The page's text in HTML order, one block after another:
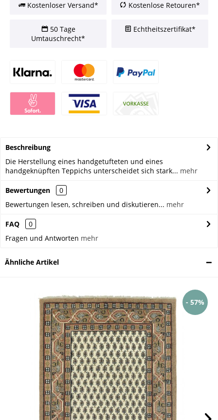
Kostenloser Versand* Kostenlose Retouren*
50 Tage
Umtauschrecht*
Echtheitszertifikat*
Beschreibung
Die Herstellung eines handgetufteten und eines
handgeknüpften Teppichs unterscheidet sich stark... mehr
Bewertungen
0
Bewertungen lesen, schreiben und diskutieren... mehr
FAQ
0
Fragen und Antworten mehr
Ähnliche Artikel
- 57%